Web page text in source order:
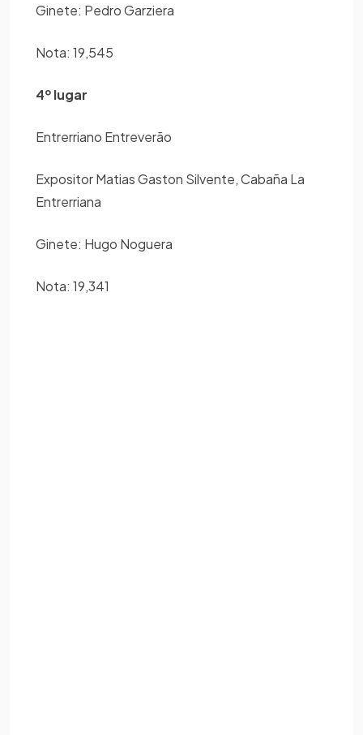
Ginete: Pedro Garziera
Nota: 19,545
4º lugar
Entrerriano Entreverão
Expositor Matias Gaston Silvente, Cabaña La
Entrerriana
Ginete: Hugo Noguera
Nota: 19,341